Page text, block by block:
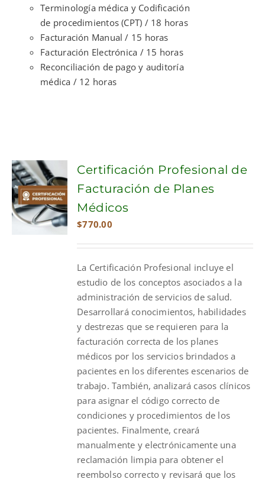
Terminología médica y Codificación
de procedimientos (CPT) / 18 horas
Facturación Manual / 15 horas
Facturación Electrónica / 15 horas
Reconciliación de pago y auditoría
médica / 12 horas
ADD TO
CART
Certificación Profesional de
Facturación de Planes
Médicos
$770.00
La Certificación Profesional incluye el
estudio de los conceptos asociados a la
administración de servicios de salud.
Desarrollará conocimientos, habilidades
y destrezas que se requieren para la
facturación correcta de los planes
médicos por los servicios brindados a
pacientes en los diferentes escenarios de
trabajo. También, analizará casos clínicos
para asignar el código correcto de
condiciones y procedimientos de los
pacientes. Finalmente, creará
manualmente y electrónicamente una
reclamación limpia para obtener el
reembolso correcto y revisará que los